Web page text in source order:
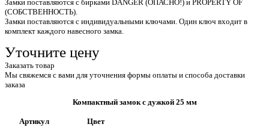
Замки поставляются с бирками DANGER (ОПАСНО!) и PROPERTY OF
(СОБСТВЕННОСТЬ).
Замки поставляются с индивидуальными ключами. Один ключ входит в
комплект каждого навесного замка.
Уточните цену
Заказать товар
Мы свяжемся с вами для уточнения формы оплаты и способа доставки
заказа
Компактный замок с дужкой 25 мм
Артикул
Цвет